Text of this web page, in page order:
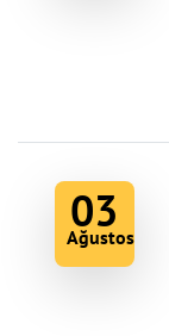
03
Ağustos